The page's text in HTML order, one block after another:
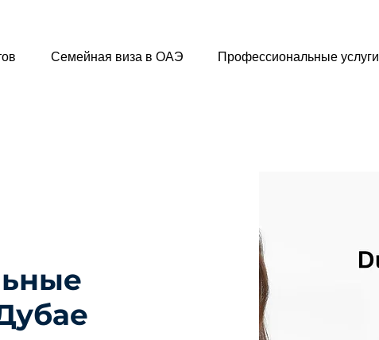
Семейная виза в ОАЭ Профессиональные услуги